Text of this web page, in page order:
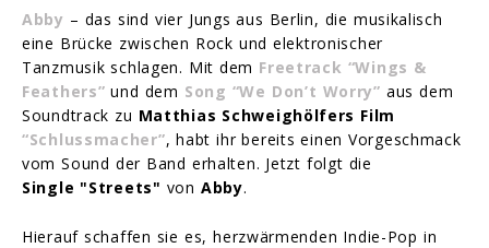
Abby – das sind vier Jungs aus Berlin, die musikalisch
eine Brücke zwischen Rock und elektronischer
Tanzmusik schlagen. Mit dem Freetrack “Wings &
Feathers” und dem Song “We Don’t Worry” aus dem
Soundtrack zu Matthias Schweighölfers Film
“Schlussmacher”, habt ihr bereits einen Vorgeschmack
vom Sound der Band erhalten. Jetzt folgt die
Single "Streets" von Abby.
Hierauf schaffen sie es, herzwärmenden Indie-Pop in